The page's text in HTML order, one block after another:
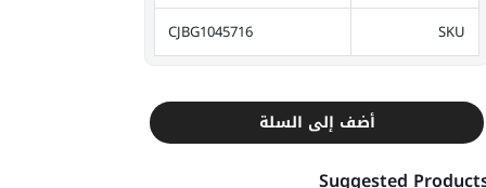
SKU
CJBG1045716
أضف إلى السلة